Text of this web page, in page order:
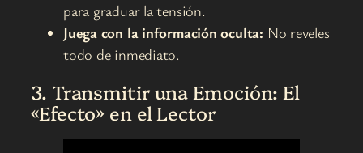
para graduar la tensión.
Juega con la información oculta: No reveles
todo de inmediato.
3. Transmitir una Emoción: El
«Efecto» en el Lector